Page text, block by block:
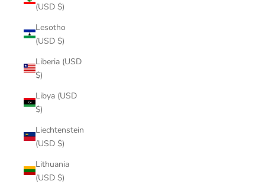
(USD $)
Lesotho
(USD $)
Liberia (USD
$)
Libya (USD
$)
Liechtenstein
(USD $)
Lithuania
(USD $)